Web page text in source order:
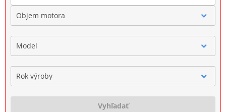
Objem motora
Model
Rok výroby
Vyhľadať